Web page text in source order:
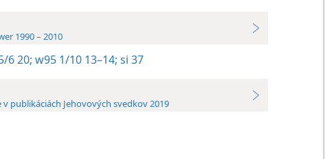
1990 – 2010
6 20; w95 1/10 13–14; si 37
publikáciách Jehovových svedkov 2019